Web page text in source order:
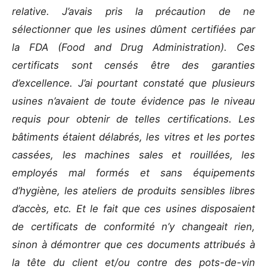
relative. J’avais pris la précaution de ne
sélectionner que les usines dûment certifiées par
la FDA (Food and Drug Administration). Ces
certificats sont censés être des garanties
d’excellence. J’ai pourtant constaté que plusieurs
usines n’avaient de toute évidence pas le niveau
requis pour obtenir de telles certifications. Les
bâtiments étaient délabrés, les vitres et les portes
cassées, les machines sales et rouillées, les
employés mal formés et sans équipements
d’hygiène, les ateliers de produits sensibles libres
d’accès, etc. Et le fait que ces usines disposaient
de certificats de conformité n’y changeait rien,
sinon à démontrer que ces documents attribués à
la tête du client et/ou contre des pots-de-vin